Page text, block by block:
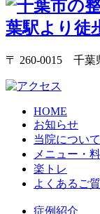
〒 260-0015 千葉
HOME
お知らせ
当院について
メニュー・
楽トレ
よくあるご
症例紹介